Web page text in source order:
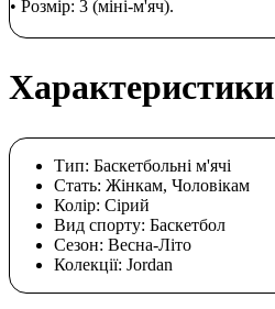
• Розмір: 3 (міні-м'яч).
Характеристики
Тип: Баскетбольні м'ячі
Стать: Жінкам, Чоловікам
Колір: Cірий
Вид спорту: Баскетбол
Сезон: Весна-Літо
Колекції: Jordan